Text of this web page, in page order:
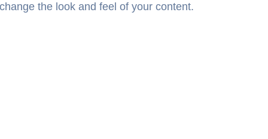
the look and feel of your content.